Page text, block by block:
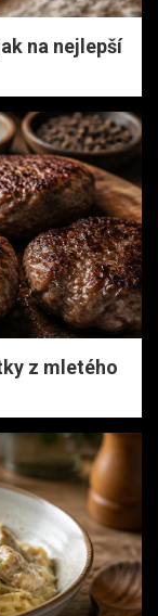
na nejlepší
z mletého